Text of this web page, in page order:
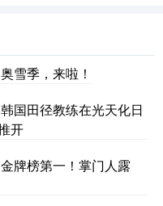
雪季，来啦！
国田径教练在光天化日
开
牌榜第一！掌门人露